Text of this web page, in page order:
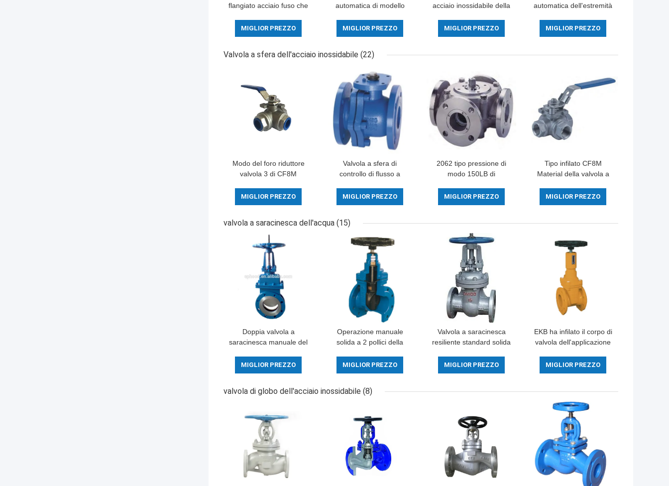
flangiato acciaio fuso che
la resistenza della
corrosione durevole ha
secchio
MIGLIOR PREZZO
automatica di modello
progettazione
completamente sigillata
300 gradi
MIGLIOR PREZZO
acciaio inossidabile della
modello CF8M Float Ball
Type
MIGLIOR PREZZO
automatica dell'estremità
invertito per acqua di
condensazione
MIGLIOR PREZZO
Valvola a sfera dell'acciaio inossidabile (22)
Modo del foro riduttore
valvola 3 di CF8M
PSI con il collegamento
del filo
MIGLIOR PREZZO
Valvola a sfera di
controllo di flusso a
della guarnizione della
valvola a sfera duttile
MIGLIOR PREZZO
2062 tipo pressione di
modo 150LB di
valvola a sfera 5 di
acciaio inossidabile
MIGLIOR PREZZO
Tipo infilato CF8M
Material della valvola a
inossidabile 1000WOG
MIGLIOR PREZZO
valvola a saracinesca dell'acqua (15)
Doppia valvola a
saracinesca manuale del
inossidabile della valvola
a saracinesca dell'acqua
MIGLIOR PREZZO
Operazione manuale
solida a 2 pollici della
cuneo della valvola a
saracinesca dell'acqua
MIGLIOR PREZZO
Valvola a saracinesca
resiliente standard solida
saracinesca dell'acqua
del cuneo DN15-1000
MIGLIOR PREZZO
EKB ha infilato il corpo di
valvola dell'applicazione
saracinesca WCB con
l'indicatore di posizione
MIGLIOR PREZZO
valvola di globo dell'acciaio inossidabile (8)